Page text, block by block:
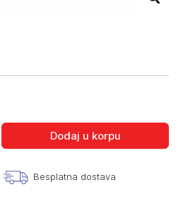
Dodaj u korpu
Besplatna dostava